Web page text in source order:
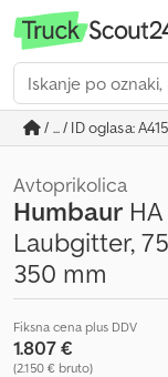
/ ... / ID oglasa:
Avtoprikolica
Humbaur
Laubgitter,
350 mm
Fiksna cena plus DDV
1.807 €
(2.150 € bruto)